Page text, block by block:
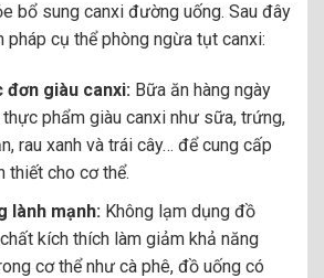
bổ sung canxi đường uống. Sau đây
pháp cụ thể phòng ngừa tụt canxi:
đơn giàu canxi:Bữa ăn hàng ngày
phẩm giàu canxi như sữa, trứng,
rau xanh và trái cây… để cung cấp
thiết cho cơ thể.
lành mạnh: Không lạm dụng đồ
kích thích làm giảm khả năng
cơ thể như cà phê, đồ uống có